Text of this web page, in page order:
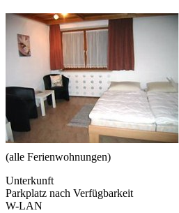
(alle Ferienwohnungen)
Unterkunft
Parkplatz nach Verfügbarkeit
W-LAN